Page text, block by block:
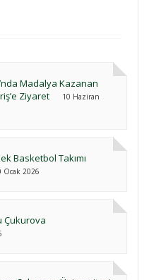
Madalya Kazanan
Ziyaret
10 Haziran
Basketbol Takımı
Ocak 2026
Çukurova